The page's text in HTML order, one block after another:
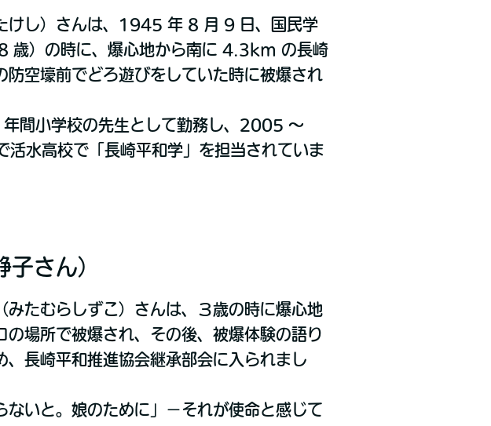
し）さんは、1945 年 8 月 9 日、国民学
歳）の時に、爆心地から南に 4.3km の長崎
防空壕前でどろ遊びをしていた時に被爆され
間小学校の先生として勤務し、2005 ～
水高校で「長崎平和学」を担当されていま
さん）
みたむらしずこ）さんは、３歳の時に爆心地
の場所で被爆され、その後、被爆体験の語り
、長崎平和推進協会継承部会に入られまし
ないと。娘のために」－それが使命と感じて